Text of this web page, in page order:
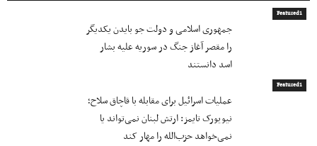
Featured1
جمهوری اسلامی و دولت جو بایدن یکدیگر
را مقصر آغاز جنگ در سوریه علیه بشار
اسد دانستند
Featured1
عملیات اسرائیل برای مقابله با قاچاق سلاح؛
نیویورک تایمز: ارتش لبنان نمی‌تواند یا
نمی‌خواهد حزب‌الله را مهار کند